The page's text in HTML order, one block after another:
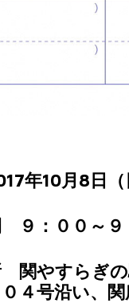
年10月8日（
９：００～９
関やすらぎ
０４号沿い、